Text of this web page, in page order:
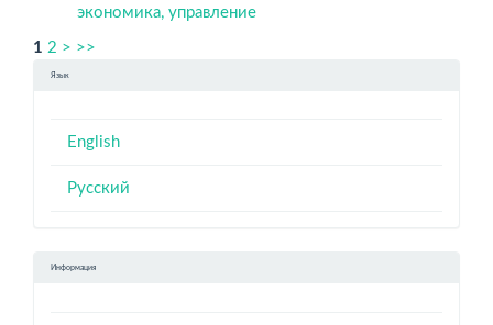
экономика, управление
1 2 > >>
Язык
English
Русский
Информация